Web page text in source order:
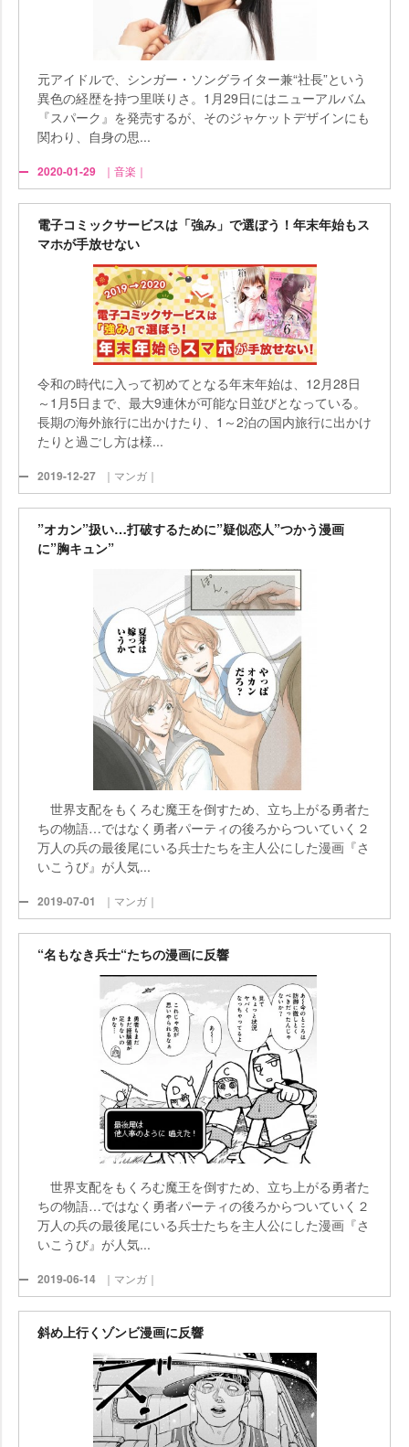
元アイドルで、シンガー・ソングライター兼“社長”という
異色の経歴を持つ里咲りさ。1月29日にはニューアルバム
『スパーク』を発売するが、そのジャケットデザインにも
関わり、自身の思...
2020-01-29 ｜音楽｜
電子コミックサービスは「強み」で選ぼう！年末年始もス
マホが手放せない
令和の時代に入って初めてとなる年末年始は、12月28日
～1月5日まで、最大9連休が可能な日並びとなっている。
長期の海外旅行に出かけたり、1～2泊の国内旅行に出かけ
たりと過ごし方は様...
2019-12-27 ｜マンガ｜
”オカン”扱い…打破するために”疑似恋人”つかう漫画
に”胸キュン”
世界支配をもくろむ魔王を倒すため、立ち上がる勇者た
ちの物語…ではなく勇者パーティの後ろからついていく２
万人の兵の最後尾にいる兵士たちを主人公にした漫画『さ
いこうび』が人気...
2019-07-01 ｜マンガ｜
“名もなき兵士“たちの漫画に反響
世界支配をもくろむ魔王を倒すため、立ち上がる勇者た
ちの物語…ではなく勇者パーティの後ろからついていく２
万人の兵の最後尾にいる兵士たちを主人公にした漫画『さ
いこうび』が人気...
2019-06-14 ｜マンガ｜
斜め上行くゾンビ漫画に反響